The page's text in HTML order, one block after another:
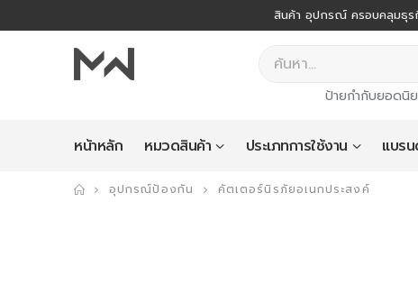
สินค้า อุปกรณ์ ครอบคลุมธุร
ป้ายกำกับยอดนิ
หน้าหลัก หมวดสินค้า ประเภทการใช้งาน แบร
อุปกรณ์ป้องกัน คัตเตอร์นิรภัยอเนกประสงค์